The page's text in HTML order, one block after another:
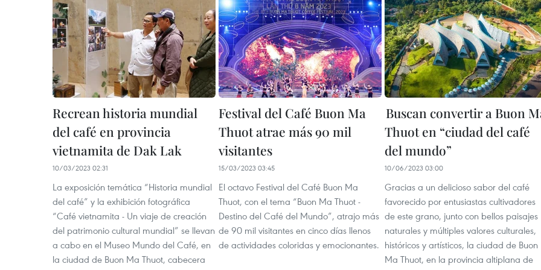
Recrean historia mundial
del café en provincia
vietnamita de Dak Lak
10/03/2023 02:31
La exposición temática “Historia mundial
del café” y la exhibición fotográfica
“Café vietnamita - Un viaje de creación
del patrimonio cultural mundial” se llevan
a cabo en el Museo Mundo del Café, en
la ciudad de Buon Ma Thuot, cabecera
Festival del Café Buon Ma
Thuot atrae más 90 mil
visitantes
15/03/2023 03:45
El octavo Festival del Café Buon Ma
Thuot, con el tema “Buon Ma Thuot -
Destino del Café del Mundo”, atrajo más
de 90 mil visitantes en cinco días llenos
de actividades coloridas y emocionantes.
Buscan convertir a Buon
Thuot en “ciudad del café
del mundo”
10/06/2023 03:00
Gracias a un delicioso sabor del café
favorecido por entusiastas cultivadores
de este grano, junto con bellos paisajes
naturales y múltiples valores culturales,
históricos y artísticos, la ciudad de Buon
Ma Thuot, en la provincia altiplana de